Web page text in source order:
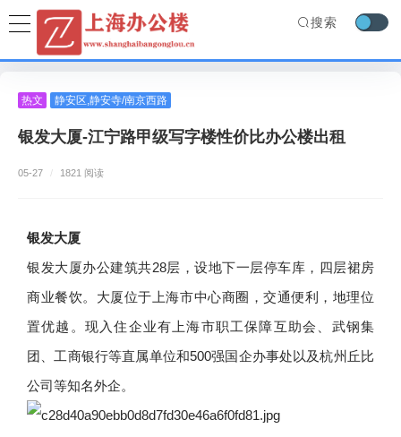
搜索
热文 静安区,静安寺/南京西路
银发大厦-江宁路甲级写字楼性价比办公楼出租
05-27 / 1821 阅读
银发大厦
银发大厦办公建筑共28层，设地下一层停车库，四层裙房
商业餐饮。大厦位于上海市中心商圈，交通便利，地理位
置优越。现入住企业有上海市职工保障互助会、武钢集
团、工商银行等直属单位和500强国企办事处以及杭州丘比
公司等知名外企。